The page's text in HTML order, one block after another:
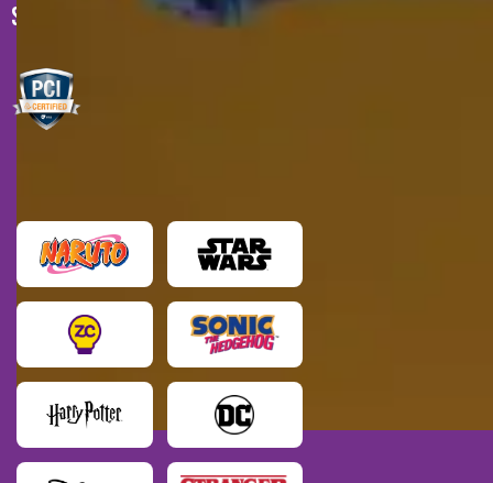
SELOS DE SEGURANÇA